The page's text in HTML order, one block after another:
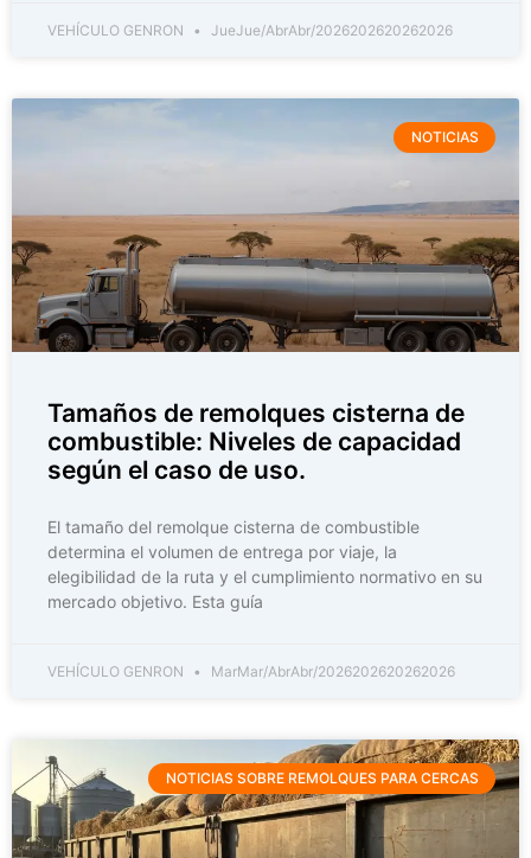
VEHÍCULO GENRON JueJue/AbrAbr/2026202620262026
NOTICIAS
Tamaños de remolques cisterna de
combustible: Niveles de capacidad
según el caso de uso.
El tamaño del remolque cisterna de combustible
determina el volumen de entrega por viaje, la
elegibilidad de la ruta y el cumplimiento normativo en su
mercado objetivo. Esta guía
VEHÍCULO GENRON MarMar/AbrAbr/2026202620262026
NOTICIAS SOBRE REMOLQUES PARA CERCAS